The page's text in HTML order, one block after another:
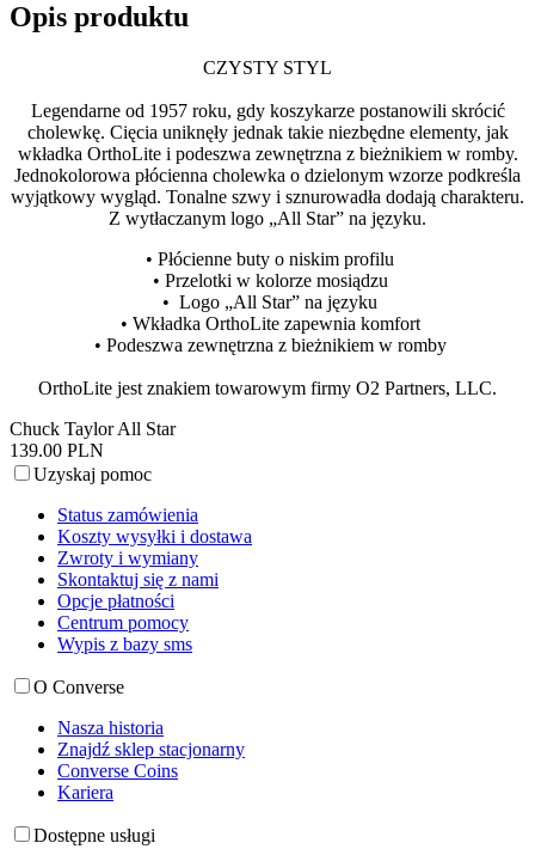
Opis produktu
CZYSTY STYL
Legendarne od 1957 roku, gdy koszykarze postanowili skrócić
cholewkę. Cięcia uniknęły jednak takie niezbędne elementy, jak
wkładka OrthoLite i podeszwa zewnętrzna z bieżnikiem w romby.
Jednokolorowa płócienna cholewka o dzielonym wzorze podkreśla
wyjątkowy wygląd. Tonalne szwy i sznurowadła dodają charakteru.
Z wytłaczanym logo „All Star” na języku.
• Płócienne buty o niskim profilu
• Przelotki w kolorze mosiądzu
• Logo „All Star” na języku
• Wkładka OrthoLite zapewnia komfort
• Podeszwa zewnętrzna z bieżnikiem w romby
OrthoLite jest znakiem towarowym firmy O2 Partners, LLC.
Chuck Taylor All Star
139.00 PLN
Uzyskaj pomoc
Status zamówienia
Koszty wysyłki i dostawa
Zwroty i wymiany
Skontaktuj się z nami
Opcje płatności
Centrum pomocy
Wypis z bazy sms
O Converse
Nasza historia
Znajdź sklep stacjonarny
Converse Coins
Kariera
Dostępne usługi